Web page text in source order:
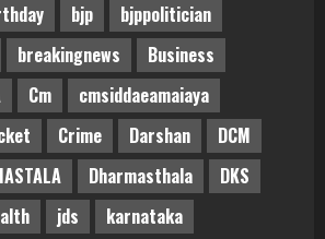
bjp
bjppolitician
breakingnews
Business
Cm
cmsiddaeamaiaya
Crime Darshan
DCM
Dharmasthala
DKS
jds karnataka